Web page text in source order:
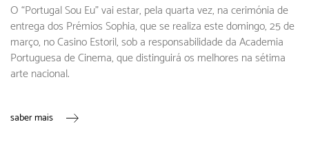
O “Portugal Sou Eu” vai estar, pela quarta vez, na cerimónia de
entrega dos Prémios Sophia, que se realiza este domingo, 25 de
março, no Casino Estoril, sob a responsabilidade da Academia
Portuguesa de Cinema, que distinguirá os melhores na sétima
arte nacional.
saber mais